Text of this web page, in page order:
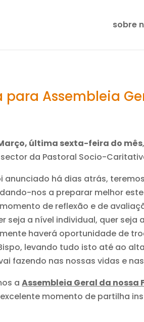
sobre
Assembleia
última sexta-feira do mês
da Pastoral Socio-
anunciado há dias atrás,
nos a preparar melhor
momento de reflexão e de
seja a nível individual, quer
haverá oportunidade de
levando tudo isto até ao
fazendo nas nossas vidas e
aAssembleia Geral da nossa
momento de partilha